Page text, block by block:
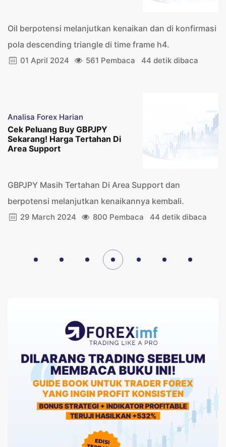
Oil berpotensi melanjutkan kenaikan dan di konfirmasi
pola descending triangle di time frame h4.
01 April 2024 561 Pembaca 44 detik dibaca
Analisa Forex Harian
Cek Peluang Buy GBPJPY
Sekarang! Harga Tertahan Di
Area Support
GBPJPY Masih Tertahan Di Area Support dan
berpotensi melanjutkan kenaikannya kembali.
29 March 2024 800 Pembaca 44 detik dibaca